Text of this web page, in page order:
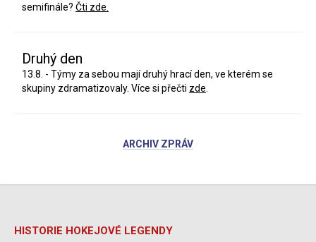
semifinále? Čti zde.
Druhý den
13.8. - Týmy za sebou mají druhý hrací den, ve kterém se
skupiny zdramatizovaly. Více si přečti zde
ARCHIV ZPRÁV
HISTORIE HOKEJOVÉ LEGENDY